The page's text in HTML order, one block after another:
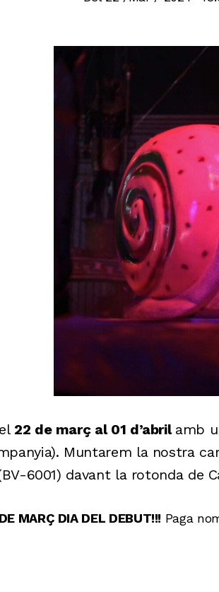
22 de març al 01 d’abril amb
Muntarem la nostra
6001) davant la rotonda de
MARÇ DIA DEL DEBUT!!! Paga